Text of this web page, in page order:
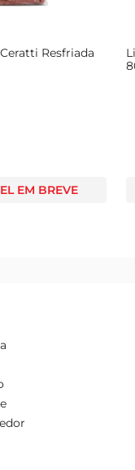
Resfriada
EM BREVE